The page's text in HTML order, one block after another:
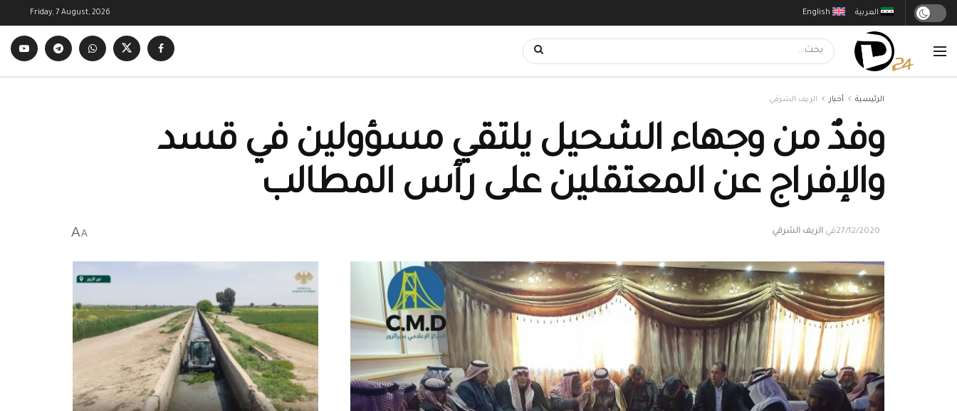
English العربية Friday, 7 August, 2026
الرئيسية أخبار الريف الشرقي
وفدٌ من وجهاء الشحيل يلتقي مسؤولين في قسد
والإفراج عن المعتقلين على رأس المطالب
27/12/2020في الريف الشرقي A
A